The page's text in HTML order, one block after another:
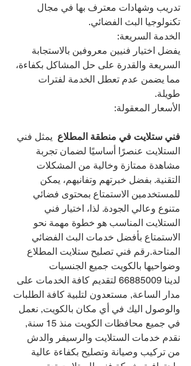
تدريب وشهادات معترف بها في مجال
تكنولوجيا البث الفضائي.
الخدمة السريعة:
يفضل اختيار فنيين معروفين بالاستجابة
السريعة والقدرة على حل المشاكل بكفاءة،
مما يضمن عدم تعطل الخدمة لفترات
طويلة.
الأسعار المعقولة:
فني ستلايت في منطقة المطلاع يمثل فني
الستلايت عنصرًا أساسيًا لضمان تجربة
مشاهدة ممتازة وخالية من المشكلات
التقنية. بفضل خبرتهم وتفانيهم، يمكن
للمستخدمين الاستمتاع بمحتوى فضائي
متنوع وعالي الجودة. لذا، اختيار فني
الستلايت المناسب هو خطوة مهمة نحو
الاستمتاع بأفضل خدمات البث الفضائي
المتاحة.رقم فني تصليح ستلايت المطلاع
وضواحيها بالكويت جميع الجنسيات
لدينا 66885009 لتقديم كافة الخدمات على
مدار الساعة, مستعدون لتلبية كافة الطلبات
والوصول اليك في أي مكان بالكويت, نعمل
في جميع محافظات الكويت منذ 15 سنة,
نقدم خدمات الستلايت والرسيفر والدش
من تركيب وصيانة وتصليح بكفاءة عالية